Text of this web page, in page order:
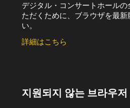
デジタル・コンサートホール
ただくために、ブラウザを最新
い。
詳細はこちら
지원되지 않는 브라우